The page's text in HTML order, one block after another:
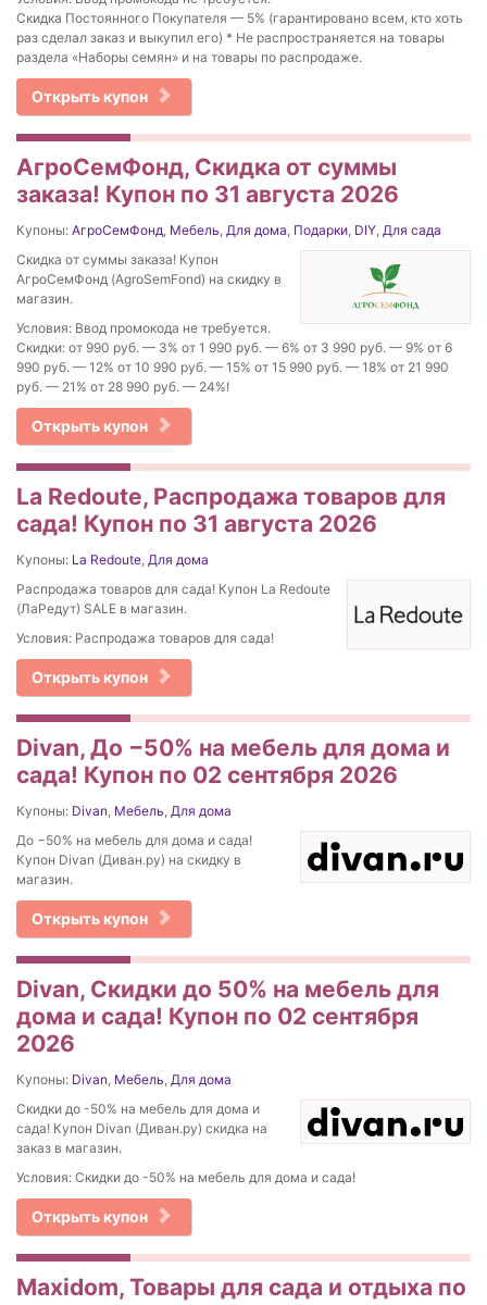
Скидка Постоянного Покупателя — 5% (гарантировано всем, кто хоть
раз сделал заказ и выкупил его) * Не распространяется на товары
раздела «Наборы семян» и на товары по распродаже.
Открыть купон
АгроСемФонд, Скидка от суммы
заказа! Купон по 31 августа 2026
Купоны: АгроСемФонд, Мебель, Для дома, Подарки, DIY, Для сада
Скидка от суммы заказа! Купон
АгроСемФонд (AgroSemFond) на скидку в
магазин.
Условия: Ввод промокода не требуется.
Скидки: от 990 руб. — 3% от 1 990 руб. — 6% от 3 990 руб. — 9% от 6
990 руб. — 12% от 10 990 руб. — 15% от 15 990 руб. — 18% от 21 990
руб. — 21% от 28 990 руб. — 24%!
Открыть купон
La Redoute, Распродажа товаров для
сада! Купон по 31 августа 2026
Купоны: La Redoute, Для дома
Распродажа товаров для сада! Купон La Redoute
(ЛаРедут) SALE в магазин.
Условия: Распродажа товаров для сада!
Открыть купон
Divan, До −50% на мебель для дома и
сада! Купон по 02 сентября 2026
Купоны: Divan, Мебель, Для дома
До −50% на мебель для дома и сада!
Купон Divan (Диван.ру) на скидку в
магазин.
Открыть купон
Divan, Скидки до 50% на мебель для
дома и сада! Купон по 02 сентября
2026
Купоны: Divan, Мебель, Для дома
Скидки до -50% на мебель для дома и
сада! Купон Divan (Диван.ру) скидка на
заказ в магазин.
Условия: Скидки до -50% на мебель для дома и сада!
Открыть купон
Maxidom, Товары для сада и отдыха по